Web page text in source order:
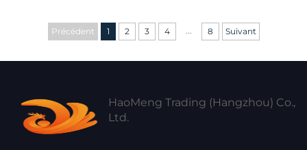
Avec Vidéo Bidirectionnelle.
Précédent 1 2 3 4 8 Suivant
HaoMeng Trading (Hangzhou) Co.,
Ltd.